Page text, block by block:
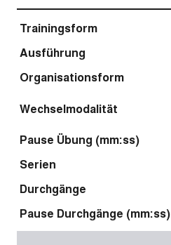
Trainingsform
Ausführung
Organisationsform
Wechselmodalität
Pause Übung (mm:ss)
Serien
Durchgänge
Pause Durchgänge (mm:ss)